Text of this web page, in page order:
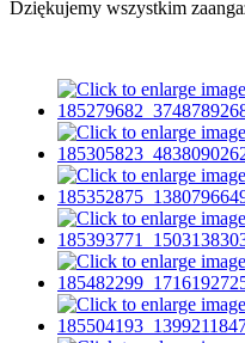
Dziękujemy wszystkim